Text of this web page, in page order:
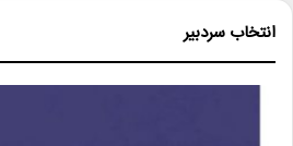
انتخاب سردبیر